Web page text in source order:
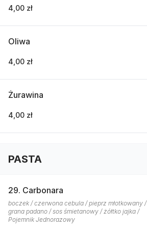
4,00 zł
Oliwa
4,00 zł
Żurawina
4,00 zł
PASTA
29. Carbonara
boczek / czerwona cebula / pieprz młotkowany /
grana padano / sos śmietanowy / żółtko jajka /
Pojemnik Jednorazowy